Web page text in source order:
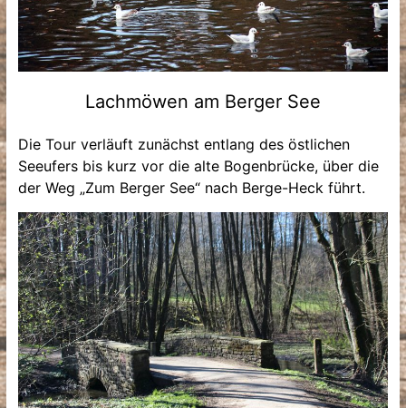
Lachmöwen am Berger See
Die Tour verläuft zunächst entlang des östlichen
Seeufers bis kurz vor die alte Bogenbrücke, über die
der Weg „Zum Berger See“ nach Berge-Heck führt.